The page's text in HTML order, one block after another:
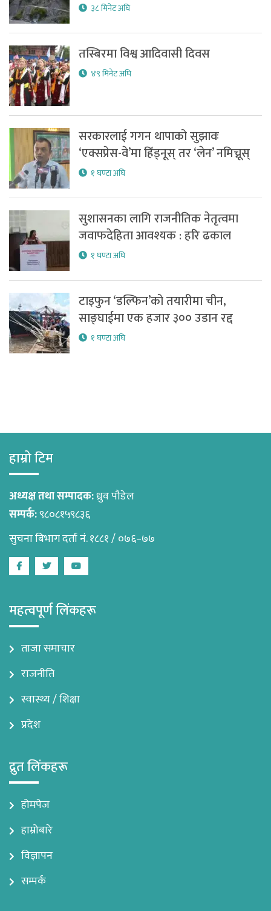
३८ मिनेट अघि
तस्बिरमा विश्व आदिवासी दिवस
४९ मिनेट अघि
सरकारलाई गगन थापाको सुझावः
‘एक्सप्रेस-वे’मा हिँड्नूस् तर ‘लेन’ नमिच्नूस्
१ घण्टा अघि
सुशासनका लागि राजनीतिक नेतृत्वमा
जवाफदेहिता आवश्यक : हरि ढकाल
१ घण्टा अघि
टाइफुन ‘डल्फिन’को तयारीमा चीन,
साङ्घाईमा एक हजार ३०० उडान रद्द
१ घण्टा अघि
हाम्रो टिम
अध्यक्ष तथा सम्पादक:ध्रुव पौडेल
सम्पर्क:९८०८१५९८३६
सुचना बिभाग दर्ता नं. १८८१ / ०७६–७७
FacebookTwitterYoutube
महत्वपूर्ण लिंकहरू
ताजा समाचार
राजनीति
स्वास्थ्य / शिक्षा
प्रदेश
द्रुत लिंकहरू
होमपेज
हाम्रोबारे
विज्ञापन
सम्पर्क